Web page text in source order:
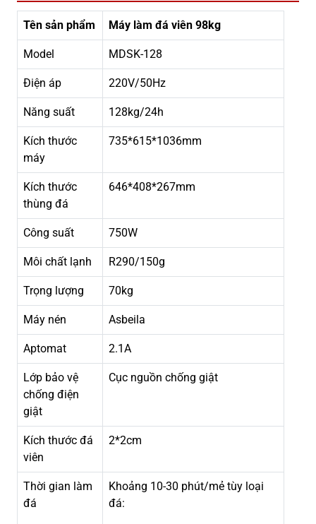
Tên sản phẩm Máy làm đá viên 98kg
Model MDSK-128
Điện áp 220V/50Hz
Năng suất 128kg/24h
Kích thước
máy
735*615*1036mm
Kích thước
thùng đá
646*408*267mm
Công suất 750W
Môi chất lạnh R290/150g
Trọng lượng 70kg
Máy nén Asbeila
Aptomat 2.1A
Lớp bảo vệ
chống điện
giật
Cục nguồn chống giật
Kích thước đá
viên
2*2cm
Thời gian làm
đá
Khoảng 10-30 phút/mẻ tùy loại
đá: